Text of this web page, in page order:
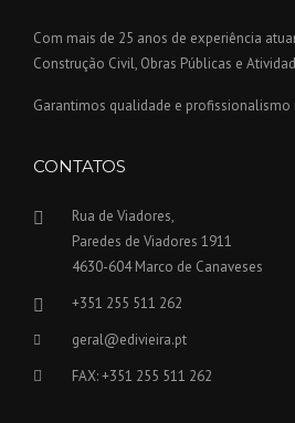
Com mais de 25 anos de experiência
Construção Civil, Obras Públicas e
Garantimos qualidade e
CONTATOS
Rua de Viadores,
Paredes de Viadores 1911
4630-604 Marco de Canaveses
+351 255 511 262
geral@edivieira.pt
FAX: +351 255 511 262